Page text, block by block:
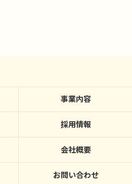
事業内容
採用情報
会社概要
お問い合わせ